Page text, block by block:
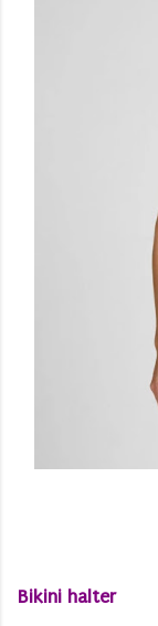
Bikini halter